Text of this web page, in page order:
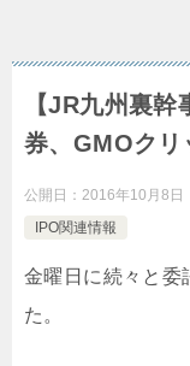
【JR九州裏
券、GMOクリ
公開日： 2016年10月8日
IPO関連情報
金曜日に続々と委
た。